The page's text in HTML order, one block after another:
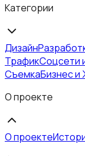
Категории
Дизайн
ТрафикСоцсети
СъемкаБизнес и
О проекте
О проекте